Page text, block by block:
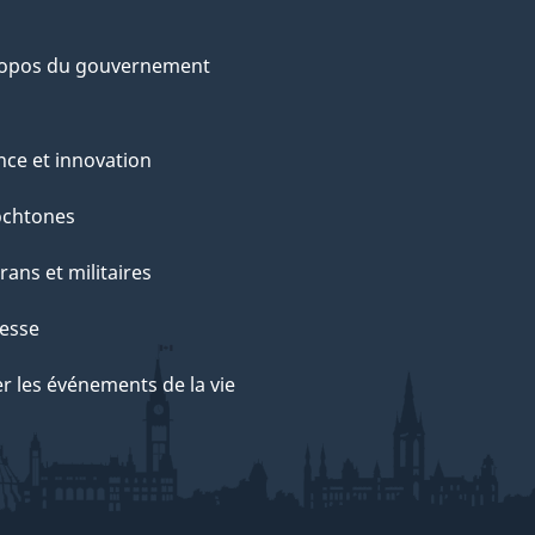
du gouvernement
et innovation
et militaires
les événements de la vie